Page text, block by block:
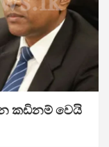
කඩිනම් වෙයි